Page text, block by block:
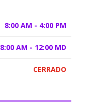
8:00 AM - 4:00 PM
8:00 AM - 12:00 MD
CERRADO